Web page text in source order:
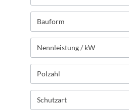
Bauform
Nennleistung / kW
Polzahl
Schutzart